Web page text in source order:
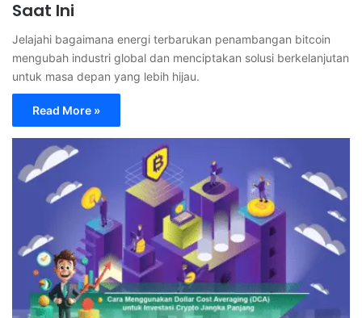
Saat Ini
Jelajahi bagaimana energi terbarukan penambangan bitcoin
mengubah industri global dan menciptakan solusi berkelanjutan
untuk masa depan yang lebih hijau.
Read More »